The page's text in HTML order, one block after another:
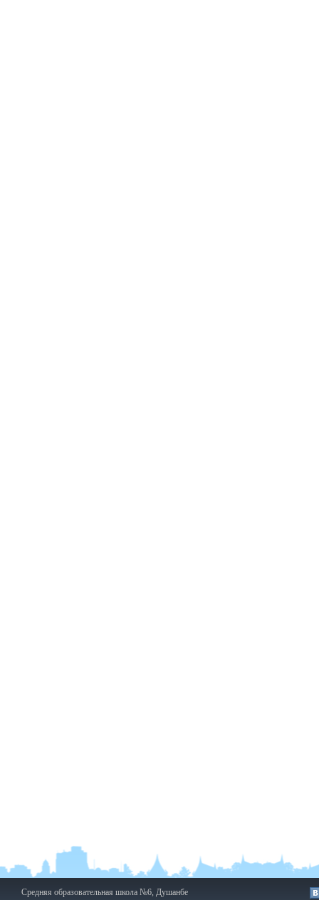
Средняя образовательная школа №6, Душанбе